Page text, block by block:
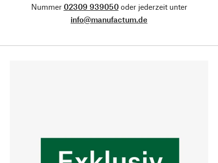
Nummer 02309 939050oder jederzeit unter
info@manufactum.de